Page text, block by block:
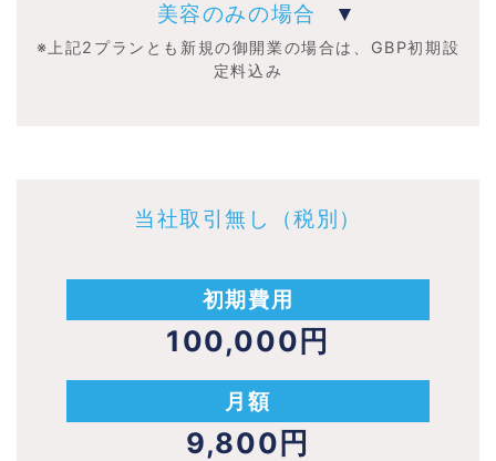
美容のみの場合
※上記2プランとも新規の御開業の場合は、GBP初期設
定料込み
当社取引無し（税別）
初期費用
100,000円
月額
9,800円